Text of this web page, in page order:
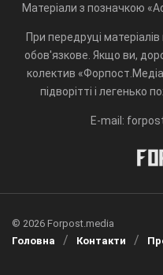
Матеріали з позначкою
При передруці
обов'язкове. Якщо ви,
колектив
підворітті і легенько
E-mail:
© 2026 Forpost.media
Головна
Контакти